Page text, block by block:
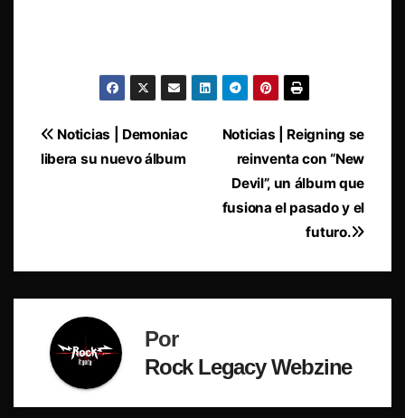
Navegación
de
Noticias | Reigning se
reinventa con “New
Devil”, un álbum que
fusiona el pasado y el
futuro.
Noticias | Demoniac
libera su nuevo álbum
Por
Rock Legacy Webzine